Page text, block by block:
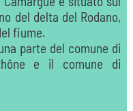
del delta del Rodano,
fiume.
parte del comune di
e il comune di